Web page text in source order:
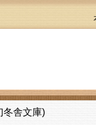
冬舎文庫)